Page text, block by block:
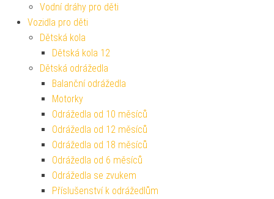
Vodní dráhy pro děti
Vozidla pro děti
Dětská kola
Dětská kola 12
Dětská odrážedla
Balanční odrážedla
Motorky
Odrážedla od 10 měsíců
Odrážedla od 12 měsíců
Odrážedla od 18 měsíců
Odrážedla od 6 měsíců
Odrážedla se zvukem
Příslušenství k odrážedlům